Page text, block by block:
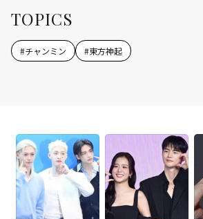
TOPICS
#チャンミン #東方神起